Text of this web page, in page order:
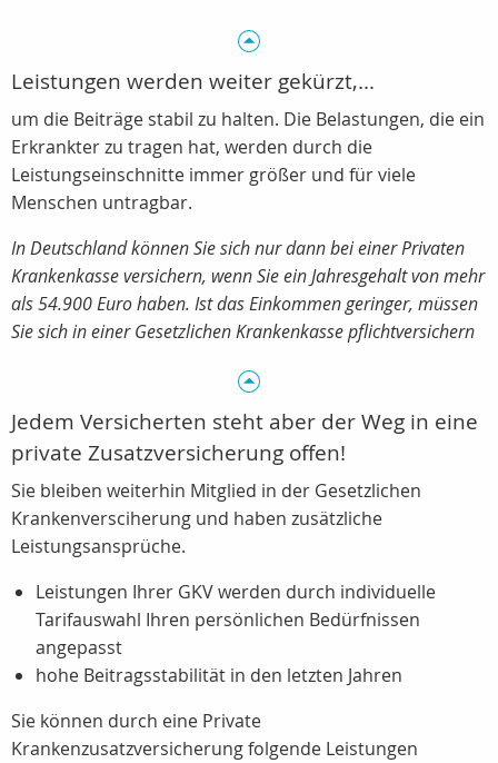
Leistungen werden weiter gekürzt,...
um die Beiträge stabil zu halten. Die Belastungen, die ein
Erkrankter zu tragen hat, werden durch die
Leistungseinschnitte immer größer und für viele
Menschen untragbar.
In Deutschland können Sie sich nur dann bei einer Privaten
Krankenkasse versichern, wenn Sie ein Jahresgehalt von mehr
als 54.900 Euro haben. Ist das Einkommen geringer, müssen
Sie sich in einer Gesetzlichen Krankenkasse pflichtversichern
Jedem Versicherten steht aber der Weg in eine
private Zusatzversicherung offen!
Sie bleiben weiterhin Mitglied in der Gesetzlichen
Krankenversciherung und haben zusätzliche
Leistungsansprüche.
Leistungen Ihrer GKV werden durch individuelle
Tarifauswahl Ihren persönlichen Bedürfnissen
angepasst
hohe Beitragsstabilität in den letzten Jahren
Sie können durch eine Private
Krankenzusatzversicherung folgende Leistungen